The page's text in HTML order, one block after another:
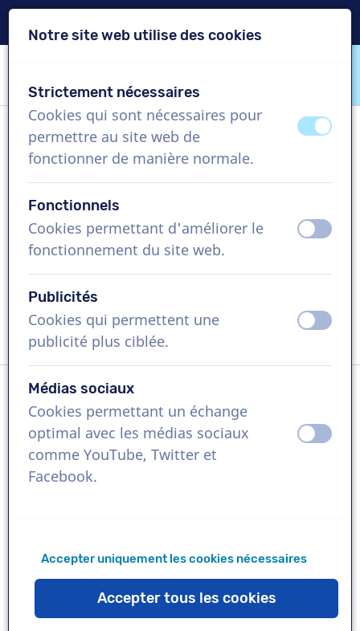
VoiceProductions
Sara W
Femme, France
US$ 369,95
Vidéo d'entreprise , 1 - 250 mots
Demandez une démo gratuite
Langue
Anglais (Britannique)
Références
Voix
Commerciale, Jeune, Naturelle, Amicale,
Corporative
Notre site web utilise des cookies
Strictement nécessaires
Cookies qui sont nécessaires pour
permettre au site web de
fonctionner de manière normale.
éteint
Fonctionnels
Cookies permettant d'améliorer le
fonctionnement du site web.
éteint
Publicités
Cookies qui permettent une
publicité plus ciblée.
éteint
Médias sociaux
Cookies permettant un échange
optimal avec les médias sociaux
comme YouTube, Twitter et
Facebook.
éteint
Accepter uniquement les cookies nécessaires
Accepter tous les cookies